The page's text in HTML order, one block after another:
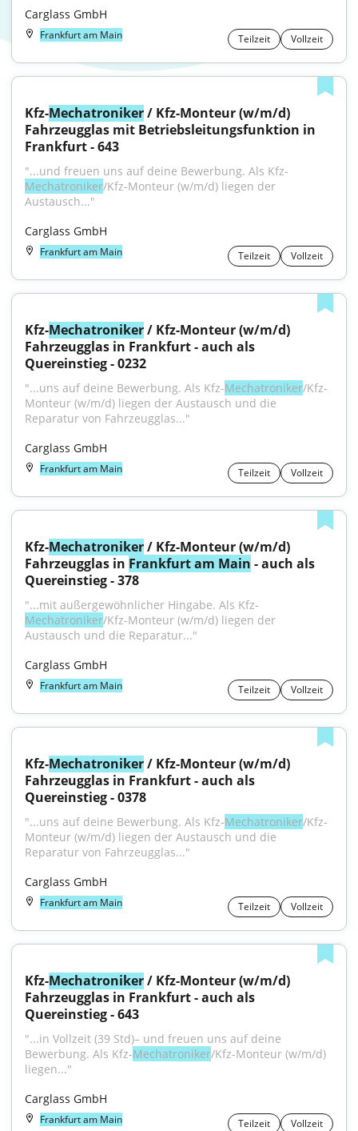
Carglass GmbH
Frankfurt am Main Teilzeit Vollzeit
Kfz-Mechatroniker / Kfz-Monteur (w/m/d)
Fahrzeugglas mit Betriebsleitungsfunktion in
Frankfurt - 643
"...und freuen uns auf deine Bewerbung. Als Kfz-
Mechatroniker/Kfz-Monteur (w/m/d) liegen der
Austausch..."
Carglass GmbH
Frankfurt am Main Teilzeit Vollzeit
Kfz-Mechatroniker / Kfz-Monteur (w/m/d)
Fahrzeugglas in Frankfurt - auch als
Quereinstieg - 0232
"...uns auf deine Bewerbung. Als Kfz-Mechatroniker/Kfz-
Monteur (w/m/d) liegen der Austausch und die
Reparatur von Fahrzeugglas..."
Carglass GmbH
Frankfurt am Main Teilzeit Vollzeit
Kfz-Mechatroniker / Kfz-Monteur (w/m/d)
Fahrzeugglas in Frankfurt am Main - auch als
Quereinstieg - 378
"...mit außergewöhnlicher Hingabe. Als Kfz-
Mechatroniker/Kfz-Monteur (w/m/d) liegen der
Austausch und die Reparatur..."
Carglass GmbH
Frankfurt am Main Teilzeit Vollzeit
Kfz-Mechatroniker / Kfz-Monteur (w/m/d)
Fahrzeugglas in Frankfurt - auch als
Quereinstieg - 0378
"...uns auf deine Bewerbung. Als Kfz-Mechatroniker/Kfz-
Monteur (w/m/d) liegen der Austausch und die
Reparatur von Fahrzeugglas..."
Carglass GmbH
Frankfurt am Main Teilzeit Vollzeit
Kfz-Mechatroniker / Kfz-Monteur (w/m/d)
Fahrzeugglas in Frankfurt - auch als
Quereinstieg - 643
"...in Vollzeit (39 Std)– und freuen uns auf deine
Bewerbung. Als Kfz-Mechatroniker/Kfz-Monteur (w/m/d)
liegen..."
Carglass GmbH
Frankfurt am Main Teilzeit Vollzeit